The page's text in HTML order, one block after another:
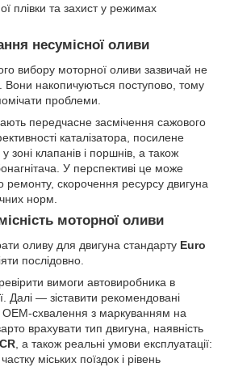
плівки та захист у режимах
несумісної оливи
вибору моторної оливи зазвичай не
Вони накопичуються поступово, тому
проблеми.
передчасне засмічення сажового
каталізатора, посилене
зоні клапанів і поршнів, а також
У перспективі це може
ремонту, скорочення ресурсу двигуна
норм.
моторної оливи
оливу для двигуна стандарту Euro
послідовно.
вимоги автовиробника в
Далі — зіставити рекомендовані
OEM-схвалення з маркуванням на
врахувати тип двигуна, наявність
, а також реальні умови експлуатації:
міських поїздок і рівень